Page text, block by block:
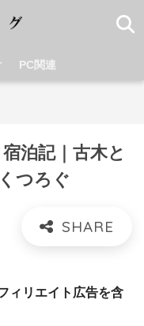
PC関連
泊記｜古木と
つろぐ
ィリエイト広告を含